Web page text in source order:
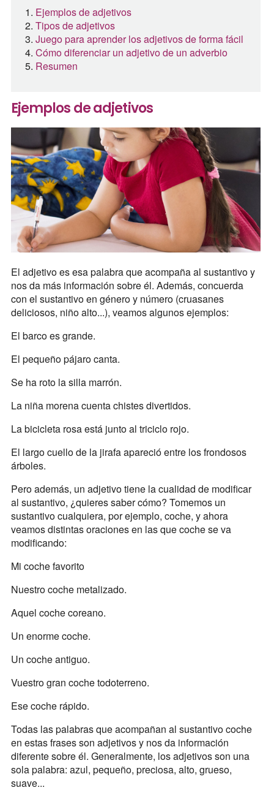
Ejemplos de adjetivos
Tipos de adjetivos
Juego para aprender los adjetivos de forma fácil
Cómo diferenciar un adjetivo de un adverbio
Resumen
Ejemplos de adjetivos
El adjetivo es esa palabra que acompaña al sustantivo y
nos da más información sobre él. Además, concuerda
con el sustantivo en género y número (cruasanes
deliciosos, niño alto...), veamos algunos ejemplos:
El barco es grande.
El pequeño pájaro canta.
Se ha roto la silla marrón.
La niña morena cuenta chistes divertidos.
La bicicleta rosa está junto al triciclo rojo.
El largo cuello de la jirafa apareció entre los frondosos
árboles.
Pero además, un adjetivo tiene la cualidad de modificar
al sustantivo, ¿quieres saber cómo? Tomemos un
sustantivo cualquiera, por ejemplo, coche, y ahora
veamos distintas oraciones en las que coche se va
modificando:
Mi coche favorito
Nuestro coche metalizado.
Aquel coche coreano.
Un enorme coche.
Un coche antiguo.
Vuestro gran coche todoterreno.
Ese coche rápido.
Todas las palabras que acompañan al sustantivo coche
en estas frases son adjetivos y nos da información
diferente sobre él. Generalmente, los adjetivos son una
sola palabra: azul, pequeño, preciosa, alto, grueso,
suave...